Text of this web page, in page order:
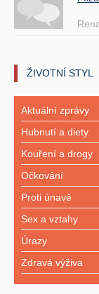
ŽIVOTNÍ STYL
Aktuální zprávy
Hubnutí a diety
Kouření a drogy
Očkování
Proti únavě
Sex a vztahy
Úrazy
Zdravá výživa